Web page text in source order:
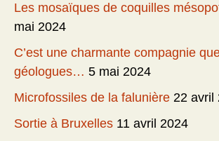
Les mosaïques de coquilles
mai 2024
C’est une charmante compagnie
géologues… 5 mai 2024
Microfossiles de la falunière 22 avril
Sortie à Bruxelles 11 avril 2024